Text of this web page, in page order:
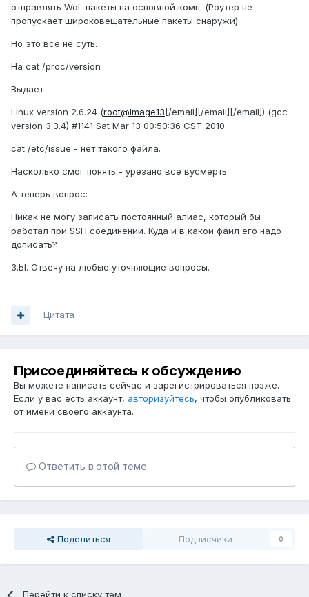
отправлять WoL пакеты на основной комп. (Роутер не
пропускает широковещательные пакеты снаружи)
Но это все не суть.
На cat /proc/version
Выдает
Linux version 2.6.24 (root@image13 [/email][/email][/email]) (gcc
version 3.3.4) #1141 Sat Mar 13 00:50:36 CST 2010
cat /etc/issue - нет такого файла.
Насколько смог понять - урезано все вусмерть.
А теперь вопрос:
Никак не могу записать постоянный алиас, который бы
работал при SSH соединении. Куда и в какой файл его надо
дописать?
З.Ы. Отвечу на любые уточняющие вопросы.
Цитата
Присоединяйтесь к обсуждению
Вы можете написать сейчас и зарегистрироваться позже.
Если у вас есть аккаунт, авторизуйтесь, чтобы опубликовать
от имени своего аккаунта.
Ответить в этой теме...
Поделиться Подписчики 0
Перейти к списку тем